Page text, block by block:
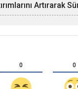
Artırarak
0 0